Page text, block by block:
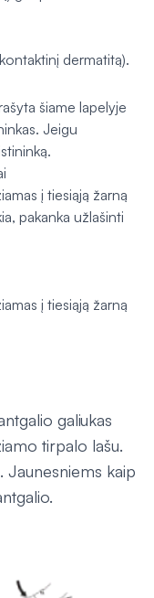
dermatitą).
šiame lapelyje
Jeigu
į tiesiąją žarną
pakanka užlašinti
į tiesiąją žarną
galiukas
tirpalo lašu.
Jaunesniems kaip